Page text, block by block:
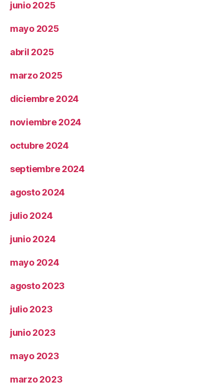
junio 2025
mayo 2025
abril 2025
marzo 2025
diciembre 2024
noviembre 2024
octubre 2024
septiembre 2024
agosto 2024
julio 2024
junio 2024
mayo 2024
agosto 2023
julio 2023
junio 2023
mayo 2023
marzo 2023